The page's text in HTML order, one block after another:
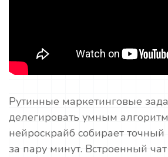
Рутинные маркетинговые
делегировать умным
нейроскрайб собирает точный
за пару минут. Встроенный